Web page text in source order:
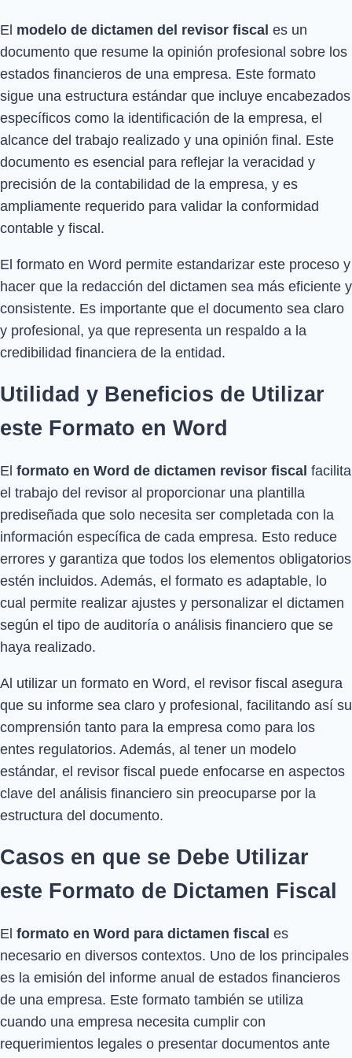
El modelo de dictamen del revisor fiscal es un
documento que resume la opinión profesional sobre los
estados financieros de una empresa. Este formato
sigue una estructura estándar que incluye encabezados
específicos como la identificación de la empresa, el
alcance del trabajo realizado y una opinión final. Este
documento es esencial para reflejar la veracidad y
precisión de la contabilidad de la empresa, y es
ampliamente requerido para validar la conformidad
contable y fiscal.
El formato en Word permite estandarizar este proceso y
hacer que la redacción del dictamen sea más eficiente y
consistente. Es importante que el documento sea claro
y profesional, ya que representa un respaldo a la
credibilidad financiera de la entidad.
Utilidad y Beneficios de Utilizar
este Formato en Word
El formato en Word de dictamen revisor fiscal facilita
el trabajo del revisor al proporcionar una plantilla
prediseñada que solo necesita ser completada con la
información específica de cada empresa. Esto reduce
errores y garantiza que todos los elementos obligatorios
estén incluidos. Además, el formato es adaptable, lo
cual permite realizar ajustes y personalizar el dictamen
según el tipo de auditoría o análisis financiero que se
haya realizado.
Al utilizar un formato en Word, el revisor fiscal asegura
que su informe sea claro y profesional, facilitando así su
comprensión tanto para la empresa como para los
entes regulatorios. Además, al tener un modelo
estándar, el revisor fiscal puede enfocarse en aspectos
clave del análisis financiero sin preocuparse por la
estructura del documento.
Casos en que se Debe Utilizar
este Formato de Dictamen Fiscal
El formato en Word para dictamen fiscal es
necesario en diversos contextos. Uno de los principales
es la emisión del informe anual de estados financieros
de una empresa. Este formato también se utiliza
cuando una empresa necesita cumplir con
requerimientos legales o presentar documentos ante